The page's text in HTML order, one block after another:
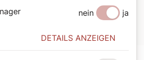
- Anekdoten zwischen Alltag und
Spitzer, 176 Seiten, ISBN: 978-3-
nein ja
DETAILS ANZEIGEN